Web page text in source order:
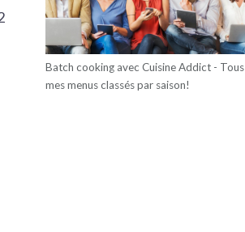
Batch cooking avec Cuisine Addict - Tous
mes menus classés par saison!